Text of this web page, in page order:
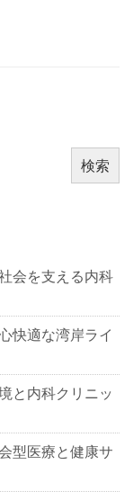
検索
会を支える内科
快適な湾岸ライ
と内科クリニッ
型医療と健康サ